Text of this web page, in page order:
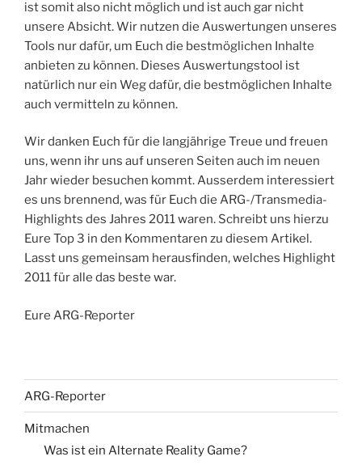
ist somit also nicht möglich und ist auch gar nicht
unsere Absicht. Wir nutzen die Auswertungen unseres
Tools nur dafür, um Euch die bestmöglichen Inhalte
anbieten zu können. Dieses Auswertungstool ist
natürlich nur ein Weg dafür, die bestmöglichen Inhalte
auch vermitteln zu können.
Wir danken Euch für die langjährige Treue und freuen
uns, wenn ihr uns auf unseren Seiten auch im neuen
Jahr wieder besuchen kommt. Ausserdem interessiert
es uns brennend, was für Euch die ARG-/Transmedia-
Highlights des Jahres 2011 waren. Schreibt uns hierzu
Eure Top 3 in den Kommentaren zu diesem Artikel.
Lasst uns gemeinsam herausfinden, welches Highlight
2011 für alle das beste war.
Eure ARG-Reporter
ARG-Reporter
Mitmachen
Was ist ein Alternate Reality Game?